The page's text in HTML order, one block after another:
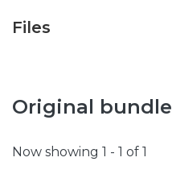
Files
Original bundle
Now showing 1 - 1 of 1